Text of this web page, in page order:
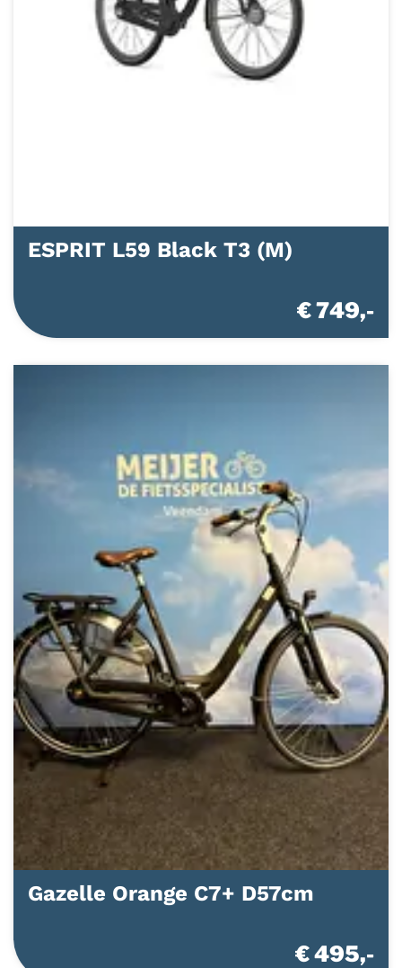
ESPRIT L59 Black T3 (M)
€ 749,-
Gazelle Orange C7+ D57cm
€ 495,-